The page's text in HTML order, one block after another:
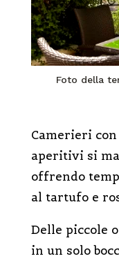
Foto della
Camerieri
aperitivi si
offrendo
al tartufo e
Delle piccole
in un solo